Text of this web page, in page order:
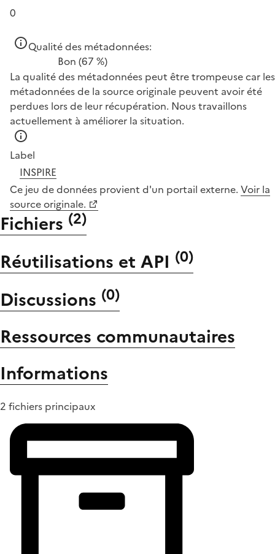
0
Qualité des métadonnées:
Bon (67 %)
La qualité des métadonnées peut être trompeuse car les
métadonnées de la source originale peuvent avoir été
perdues lors de leur récupération. Nous travaillons
actuellement à améliorer la situation.
Label
INSPIRE
Ce jeu de données provient d'un portail externe. Voir la
source originale.
Fichiers (2)
Réutilisations et API (0)
Discussions (0)
Ressources communautaires
Informations
2 fichiers principaux